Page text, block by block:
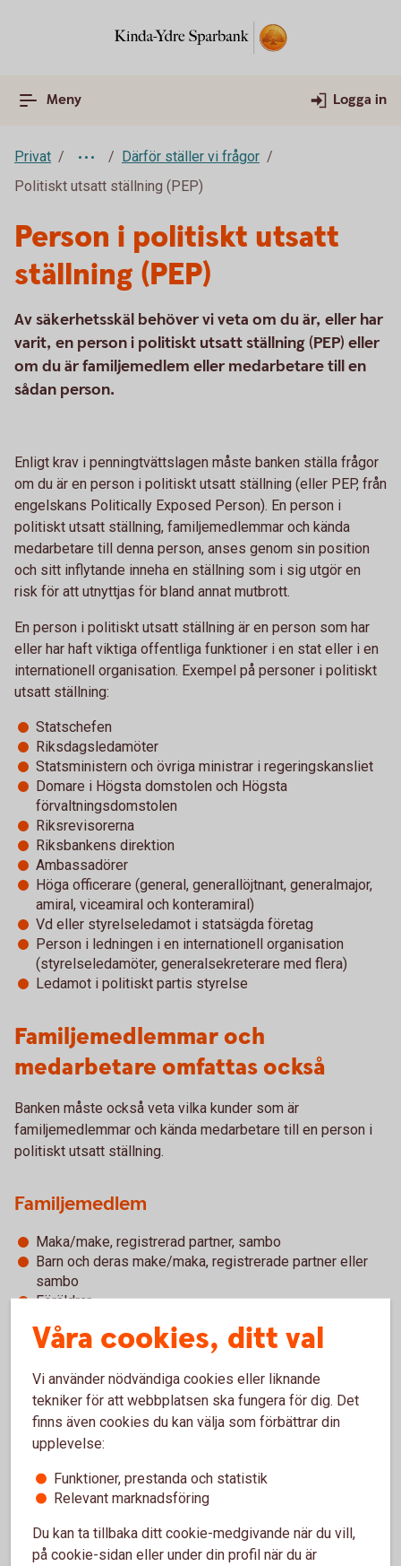
Meny Logga in
Privat
Därför ställer vi frågor
Politiskt utsatt ställning (PEP)
Person i politiskt utsatt
ställning (PEP)
Av säkerhetsskäl behöver vi veta om du är, eller har
varit, en person i politiskt utsatt ställning (PEP) eller
om du är familjemedlem eller medarbetare till en
sådan person.
Enligt krav i penningtvättslagen måste banken ställa frågor
om du är en person i politiskt utsatt ställning (eller PEP, från
engelskans Politically Exposed Person). En person i
politiskt utsatt ställning, familjemedlemmar och kända
medarbetare till denna person, anses genom sin position
och sitt inflytande inneha en ställning som i sig utgör en
risk för att utnyttjas för bland annat mutbrott.
En person i politiskt utsatt ställning är en person som har
eller har haft viktiga offentliga funktioner i en stat eller i en
internationell organisation. Exempel på personer i politiskt
utsatt ställning:
Statschefen
Riksdagsledamöter
Statsministern och övriga ministrar i regeringskansliet
Domare i Högsta domstolen och Högsta
förvaltningsdomstolen
Riksrevisorerna
Riksbankens direktion
Ambassadörer
Höga officerare (general, generallöjtnant, generalmajor,
amiral, viceamiral och konteramiral)
Vd eller styrelseledamot i statsägda företag
Person i ledningen i en internationell organisation
(styrelseledamöter, generalsekreterare med flera)
Ledamot i politiskt partis styrelse
Familjemedlemmar och
medarbetare omfattas också
Banken måste också veta vilka kunder som är
familjemedlemmar och kända medarbetare till en person i
politiskt utsatt ställning.
Familjemedlem
Maka/make, registrerad partner, sambo
Barn och deras make/maka, registrerade partner eller
sambo
Föräldrar
Känd medarbetare
Person som gemensamt med en person i politiskt
utsatt ställning äger eller på annat sätt har
bestämmande inflytande över ett företag.
Person som på annat sätt har eller har haft nära
förbindelse med en person i politiskt utsatt ställning.
Det behöver inte vara fråga om en affärsförbindelse.
Person som ensam äger eller utövar inflytande över ett
företag som egentligen har bildats till förmån för en
person i politiskt utsatt ställning.
Våra cookies, ditt val
Vi använder nödvändiga cookies eller liknande
tekniker för att webbplatsen ska fungera för dig. Det
finns även cookies du kan välja som förbättrar din
upplevelse:
Funktioner, prestanda och statistik
Relevant marknadsföring
Du kan ta tillbaka ditt cookie-medgivande när du vill,
på cookie-sidan eller under din profil när du är